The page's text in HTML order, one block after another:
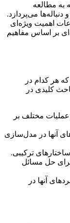
به مطالعه
می‌پردازد.
اهمیت ویژه‌ای
بر اساس مفاهیم
هر کدام در
کلیدی در
مختلف بر
آنها در مدل‌سازی
ترکیبی.
حل مسائل
آنها در